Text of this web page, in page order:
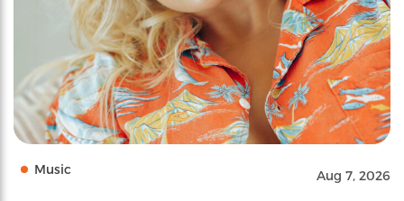
Music Aug 7, 2026